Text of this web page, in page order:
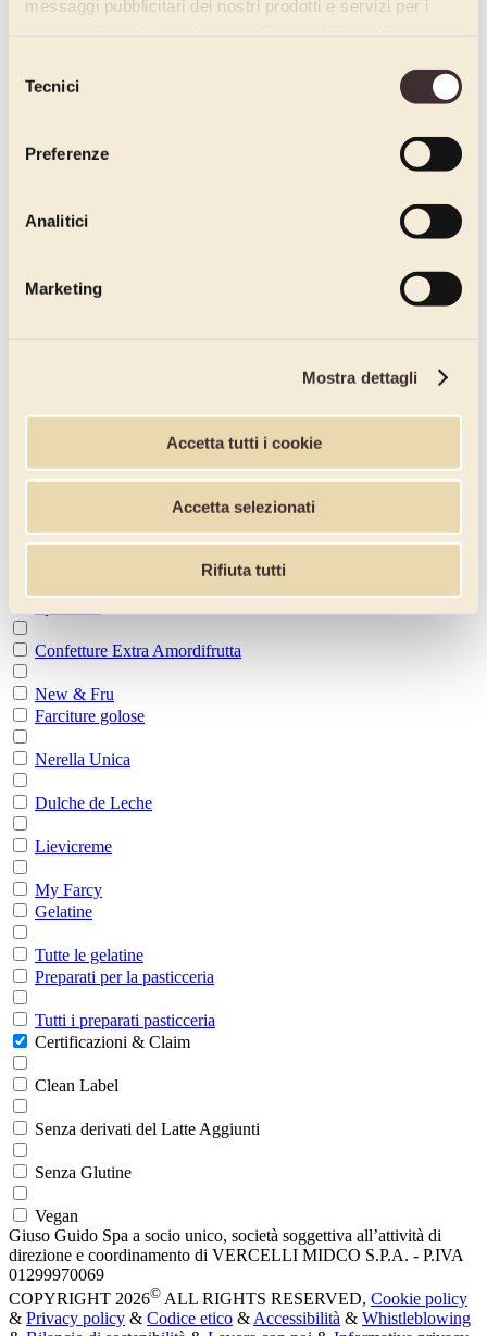
messaggi pubblicitari dei nostri prodotti e servizi per i
delTecnici
Preferenze
Analitici
Marketing
Mostra dettagli
Accetta tutti i cookie
Accetta selezionati
Rifiuta tutti
Frutta candita intera colata
Scorzone arancia tutta essenza
Ciliegie
Marroni tipo "Piemonte"
Marroni tipo "Napoli"
Preparati a base di frutta
Confetture Extra Amordifrutta
New & Fru
Farciture golose
Nerella Unica
Dulche de Leche
Lievicreme
My Farcy
Gelatine
Tutte le gelatine
Preparati per la pasticceria
Tutti i preparati pasticceria
Certificazioni & Claim
Clean Label
Senza derivati del Latte Aggiunti
Senza Glutine
Vegan
Giuso Guido Spa a socio unico, società soggettiva all’attività di
direzione e coordinamento di VERCELLI MIDCO S.P.A. - P.IVA
01299970069
COPYRIGHT 2026© ALL RIGHTS RESERVED, Cookie policy
& Privacy policy & Codice etico & Accessibilità & Whistleblowing